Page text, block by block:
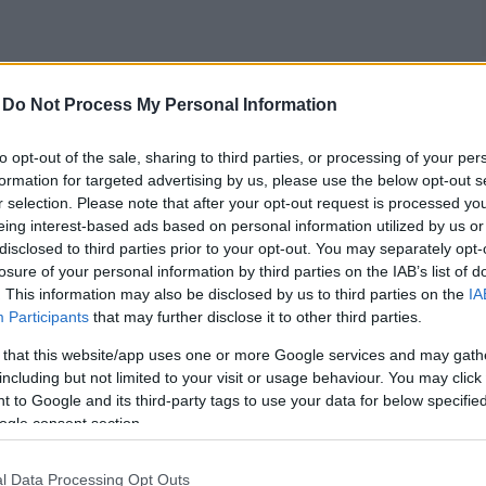
Do Not Process My Personal Information
opt-out of the sale, sharing to third parties, or processing of your
for targeted advertising by us, please use the below opt-out
selection. Please note that after your opt-out request is processed
interest-based ads based on personal information utilized by us
to third parties prior to your opt-out. You may separately
of your personal information by third parties on the IAB’s list of
This information may also be disclosed by us to third parties on the
Participants that may further disclose it to other third parties.
that this website/app uses one or more Google services and may
but not limited to your visit or usage behaviour. You may
to Google and its third-party tags to use your data for below
consent section.
Data Processing Opt Outs
feltöltötte az első videót
a lábaik előtt hever az egész
töltötte be az egy hónapot, és